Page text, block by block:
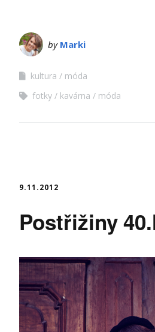
by Marki
kultura
móda
fotky
kavárna móda
9.11.2012
Postřižiny